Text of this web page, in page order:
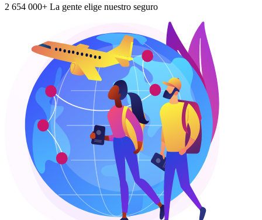
2 654 000+ La gente elige nuestro seguro